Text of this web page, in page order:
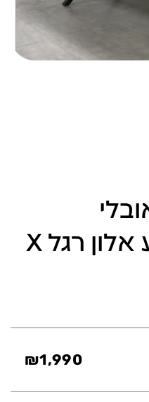
240X120 בצבע אלון רגל X
₪1,990